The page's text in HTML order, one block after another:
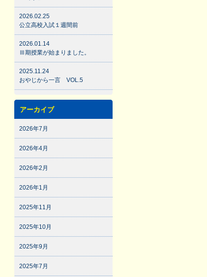
2026.02.25
公立高校入試１週間前
2026.01.14
Ⅲ期授業が始まりました。
2025.11.24
おやじから一言 VOL.5
アーカイブ
2026年7月
2026年4月
2026年2月
2026年1月
2025年11月
2025年10月
2025年9月
2025年7月